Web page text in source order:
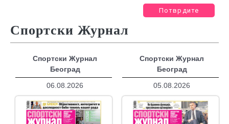
Потврдите
Спортски Журнал
Спортски Журнал
Београд
06.08.2026
Спортски Журнал
Београд
05.08.2026